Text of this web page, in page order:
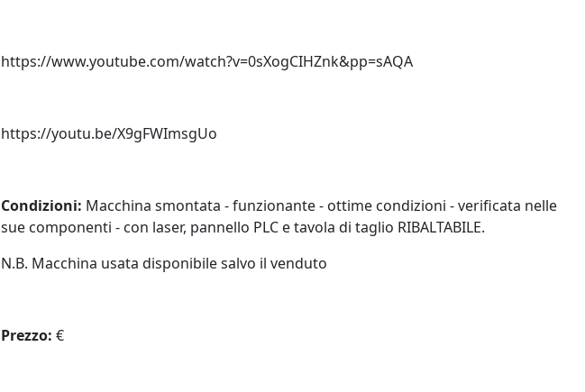
https://www.youtube.com/watch?v=0sXogCIHZnk&pp=sAQA
https://youtu.be/X9gFWImsgUo
Condizioni: Macchina smontata - funzionante - ottime condizioni - verificata nelle
sue componenti - con laser, pannello PLC e tavola di taglio RIBALTABILE.
N.B. Macchina usata disponibile salvo il venduto
Prezzo: €